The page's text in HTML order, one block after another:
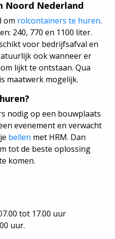
Noord Nederland
om rolcontainers te huren.
240, 770 en 1100 liter.
voor bedrijfsafval en
ook wanneer er
lijkt te ontstaan. Qua
maatwerk mogelijk.
nodig op een bouwplaats
evenement en verwacht
bellen met HRM. Dan
tot de beste oplossing
komen.
tot 17.00 uur
uur.